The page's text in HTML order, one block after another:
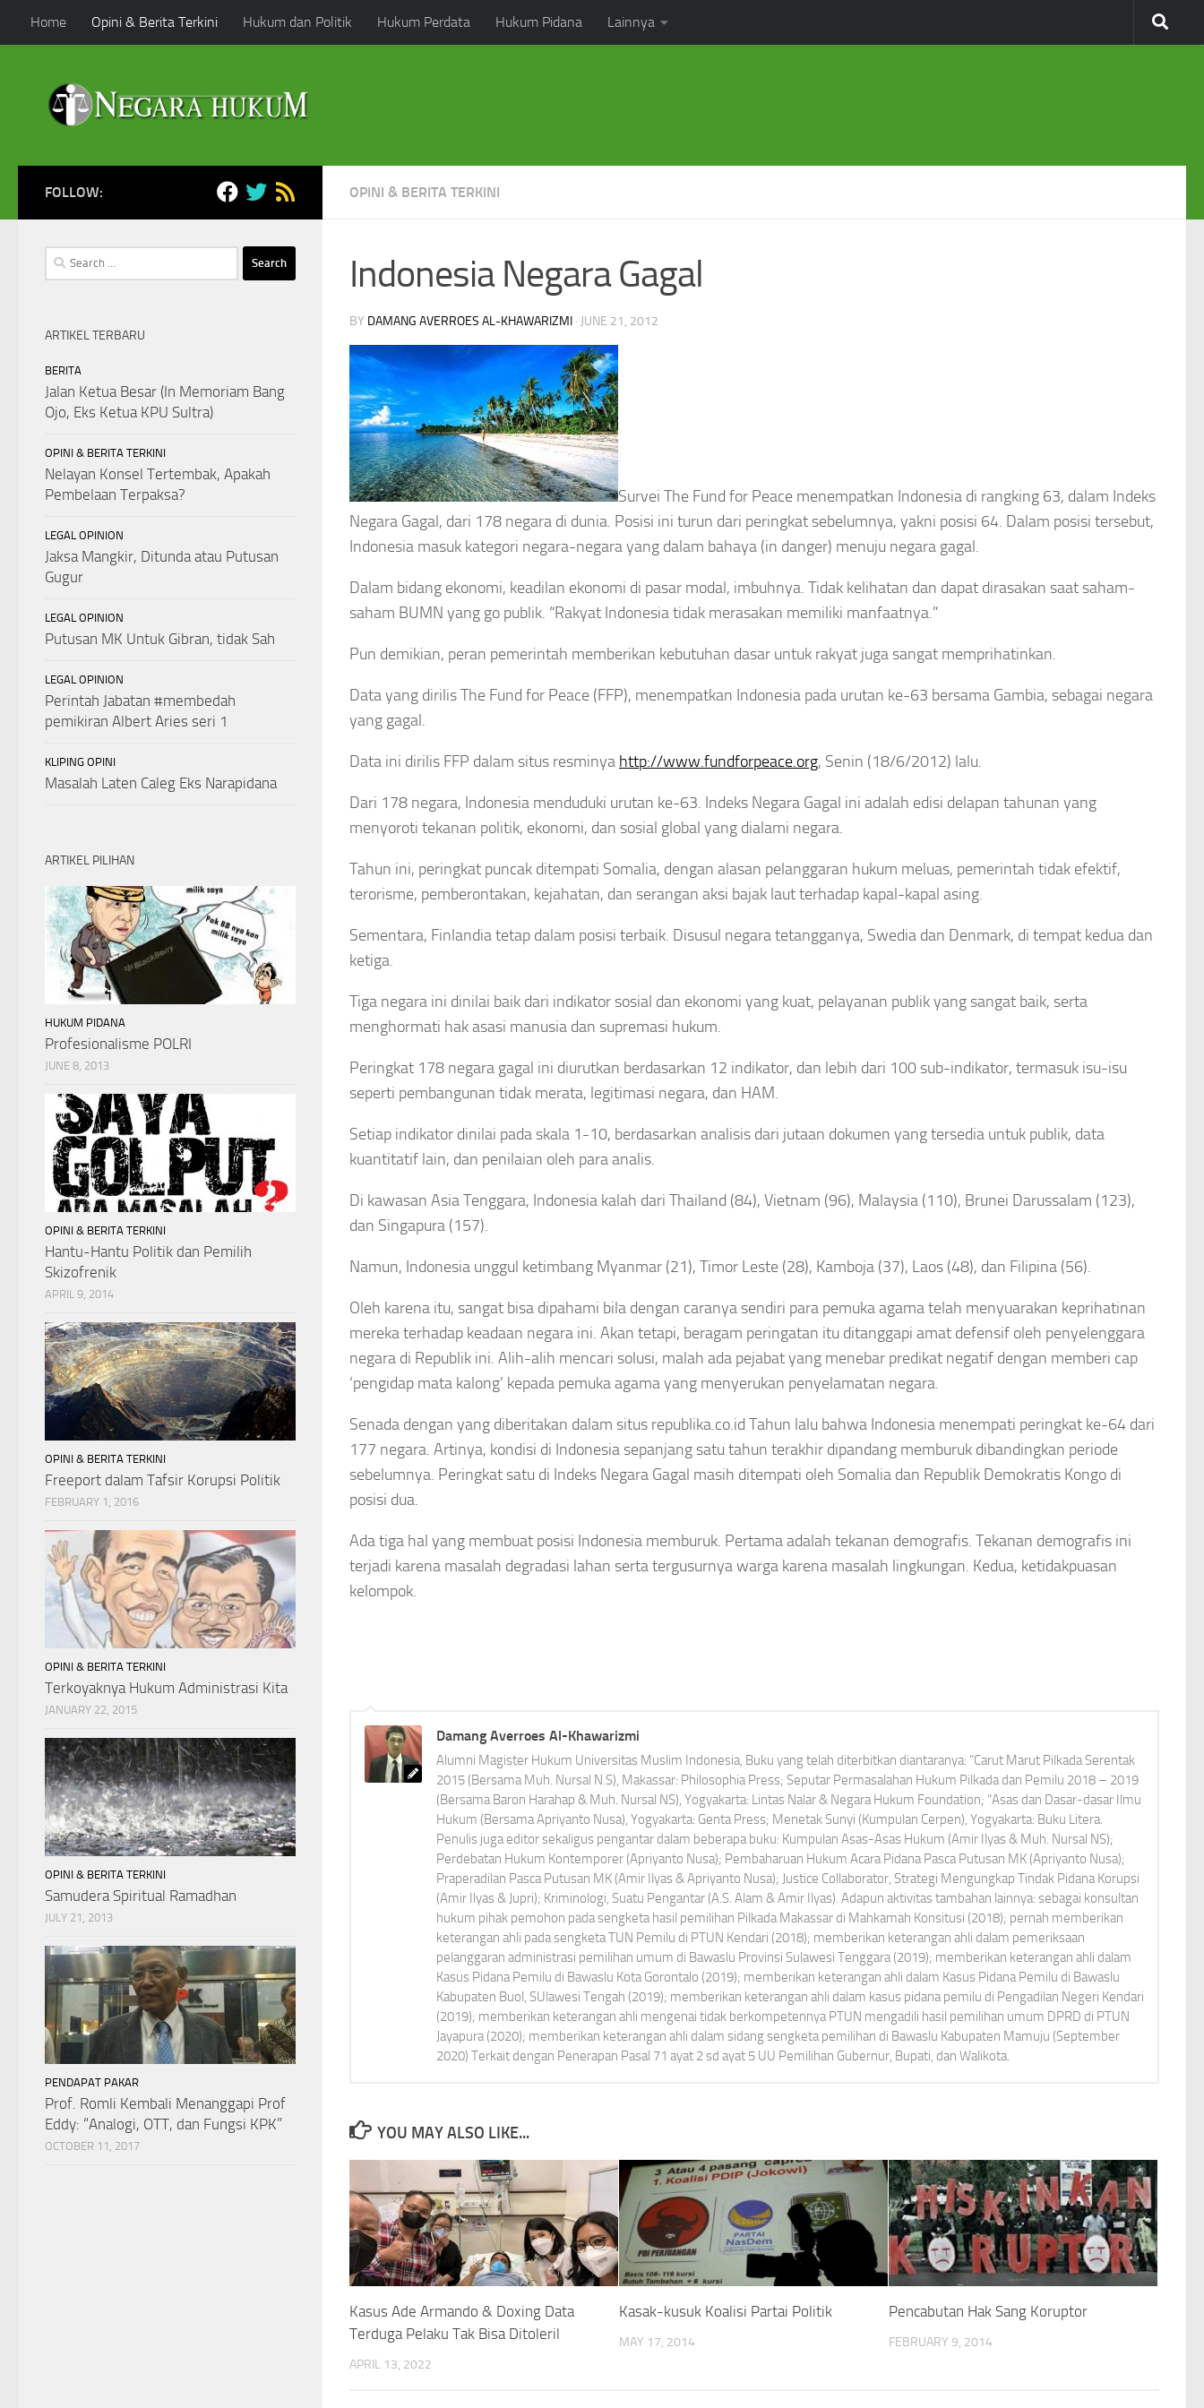
Skip to content
Home Opini & Berita Terkini Hukum dan Politik Hukum Perdata Hukum Pidana Lainnya
OPINI & BERITA TERKINI
Indonesia Negara Gagal
BY DAMANG AVERROES AL-KHAWARIZMI · JUNE 21, 2012
Survei The Fund for Peace menempatkan Indonesia di rangking 63, dalam Indeks
Negara Gagal, dari 178 negara di dunia. Posisi ini turun dari peringkat sebelumnya, yakni posisi 64. Dalam posisi tersebut,
Indonesia masuk kategori negara-negara yang dalam bahaya (in danger) menuju negara gagal.
Dalam bidang ekonomi, keadilan ekonomi di pasar modal, imbuhnya. Tidak kelihatan dan dapat dirasakan saat saham-
saham BUMN yang go publik. “Rakyat Indonesia tidak merasakan memiliki manfaatnya.”
Pun demikian, peran pemerintah memberikan kebutuhan dasar untuk rakyat juga sangat memprihatinkan.
Data yang dirilis The Fund for Peace (FFP), menempatkan Indonesia pada urutan ke-63 bersama Gambia, sebagai negara
yang gagal.
Data ini dirilis FFP dalam situs resminya http://www.fundforpeace.org, Senin (18/6/2012) lalu.
Dari 178 negara, Indonesia menduduki urutan ke-63. Indeks Negara Gagal ini adalah edisi delapan tahunan yang
menyoroti tekanan politik, ekonomi, dan sosial global yang dialami negara.
Tahun ini, peringkat puncak ditempati Somalia, dengan alasan pelanggaran hukum meluas, pemerintah tidak efektif,
terorisme, pemberontakan, kejahatan, dan serangan aksi bajak laut terhadap kapal-kapal asing.
Sementara, Finlandia tetap dalam posisi terbaik. Disusul negara tetangganya, Swedia dan Denmark, di tempat kedua dan
ketiga.
Tiga negara ini dinilai baik dari indikator sosial dan ekonomi yang kuat, pelayanan publik yang sangat baik, serta
menghormati hak asasi manusia dan supremasi hukum.
Peringkat 178 negara gagal ini diurutkan berdasarkan 12 indikator, dan lebih dari 100 sub-indikator, termasuk isu-isu
seperti pembangunan tidak merata, legitimasi negara, dan HAM.
Setiap indikator dinilai pada skala 1-10, berdasarkan analisis dari jutaan dokumen yang tersedia untuk publik, data
kuantitatif lain, dan penilaian oleh para analis.
Di kawasan Asia Tenggara, Indonesia kalah dari Thailand (84), Vietnam (96), Malaysia (110), Brunei Darussalam (123),
dan Singapura (157).
Namun, Indonesia unggul ketimbang Myanmar (21), Timor Leste (28), Kamboja (37), Laos (48), dan Filipina (56).
Oleh karena itu, sangat bisa dipahami bila dengan caranya sendiri para pemuka agama telah menyuarakan keprihatinan
mereka terhadap keadaan negara ini. Akan tetapi, beragam peringatan itu ditanggapi amat defensif oleh penyelenggara
negara di Republik ini. Alih-alih mencari solusi, malah ada pejabat yang menebar predikat negatif dengan memberi cap
‘pengidap mata kalong’ kepada pemuka agama yang menyerukan penyelamatan negara.
Senada dengan yang diberitakan dalam situs republika.co.id Tahun lalu bahwa Indonesia menempati peringkat ke-64 dari
177 negara. Artinya, kondisi di Indonesia sepanjang satu tahun terakhir dipandang memburuk dibandingkan periode
sebelumnya. Peringkat satu di Indeks Negara Gagal masih ditempati oleh Somalia dan Republik Demokratis Kongo di
posisi dua.
Ada tiga hal yang membuat posisi Indonesia memburuk. Pertama adalah tekanan demografis. Tekanan demografis ini
terjadi karena masalah degradasi lahan serta tergusurnya warga karena masalah lingkungan. Kedua, ketidakpuasan
kelompok.
Damang Averroes Al-Khawarizmi
Alumni Magister Hukum Universitas Muslim Indonesia, Buku yang telah diterbitkan diantaranya: “Carut Marut Pilkada Serentak
2015 (Bersama Muh. Nursal N.S), Makassar: Philosophia Press; Seputar Permasalahan Hukum Pilkada dan Pemilu 2018 – 2019
(Bersama Baron Harahap & Muh. Nursal NS), Yogyakarta: Lintas Nalar & Negara Hukum Foundation; “Asas dan Dasar-dasar Ilmu
Hukum (Bersama Apriyanto Nusa), Yogyakarta: Genta Press; Menetak Sunyi (Kumpulan Cerpen), Yogyakarta: Buku Litera.
Penulis juga editor sekaligus pengantar dalam beberapa buku: Kumpulan Asas-Asas Hukum (Amir Ilyas & Muh. Nursal NS);
Perdebatan Hukum Kontemporer (Apriyanto Nusa); Pembaharuan Hukum Acara Pidana Pasca Putusan MK (Apriyanto Nusa);
Praperadilan Pasca Putusan MK (Amir Ilyas & Apriyanto Nusa); Justice Collaborator, Strategi Mengungkap Tindak Pidana Korupsi
(Amir Ilyas & Jupri); Kriminologi, Suatu Pengantar (A.S. Alam & Amir Ilyas). Adapun aktivitas tambahan lainnya: sebagai konsultan
hukum pihak pemohon pada sengketa hasil pemilihan Pilkada Makassar di Mahkamah Konsitusi (2018); pernah memberikan
keterangan ahli pada sengketa TUN Pemilu di PTUN Kendari (2018); memberikan keterangan ahli dalam pemeriksaan
pelanggaran administrasi pemilihan umum di Bawaslu Provinsi Sulawesi Tenggara (2019); memberikan keterangan ahli dalam
Kasus Pidana Pemilu di Bawaslu Kota Gorontalo (2019); memberikan keterangan ahli dalam Kasus Pidana Pemilu di Bawaslu
Kabupaten Buol, SUlawesi Tengah (2019); memberikan keterangan ahli dalam kasus pidana pemilu di Pengadilan Negeri Kendari
(2019); memberikan keterangan ahli mengenai tidak berkompetennya PTUN mengadili hasil pemilihan umum DPRD di PTUN
Jayapura (2020); memberikan keterangan ahli dalam sidang sengketa pemilihan di Bawaslu Kabupaten Mamuju (September
2020) Terkait dengan Penerapan Pasal 71 ayat 2 sd ayat 5 UU Pemilihan Gubernur, Bupati, dan Walikota.
YOU MAY ALSO LIKE...
Kasus Ade Armando & Doxing Data
Terduga Pelaku Tak Bisa Ditoleril
APRIL 13, 2022
Kasak-kusuk Koalisi Partai Politik
MAY 17, 2014
Pencabutan Hak Sang Koruptor
FEBRUARY 9, 2014
FOLLOW:
Search
for:
ARTIKEL TERBARU
BERITA
Jalan Ketua Besar (In Memoriam Bang
Ojo, Eks Ketua KPU Sultra)
OPINI & BERITA TERKINI
Nelayan Konsel Tertembak, Apakah
Pembelaan Terpaksa?
LEGAL OPINION
Jaksa Mangkir, Ditunda atau Putusan
Gugur
LEGAL OPINION
Putusan MK Untuk Gibran, tidak Sah
LEGAL OPINION
Perintah Jabatan #membedah
pemikiran Albert Aries seri 1
KLIPING OPINI
Masalah Laten Caleg Eks Narapidana
ARTIKEL PILIHAN
HUKUM PIDANA
Profesionalisme POLRI
JUNE 8, 2013
OPINI & BERITA TERKINI
Hantu-Hantu Politik dan Pemilih
Skizofrenik
APRIL 9, 2014
OPINI & BERITA TERKINI
Freeport dalam Tafsir Korupsi Politik
FEBRUARY 1, 2016
OPINI & BERITA TERKINI
Terkoyaknya Hukum Administrasi Kita
JANUARY 22, 2015
OPINI & BERITA TERKINI
Samudera Spiritual Ramadhan
JULY 21, 2013
PENDAPAT PAKAR
Prof. Romli Kembali Menanggapi Prof
Eddy: “Analogi, OTT, dan Fungsi KPK”
OCTOBER 11, 2017